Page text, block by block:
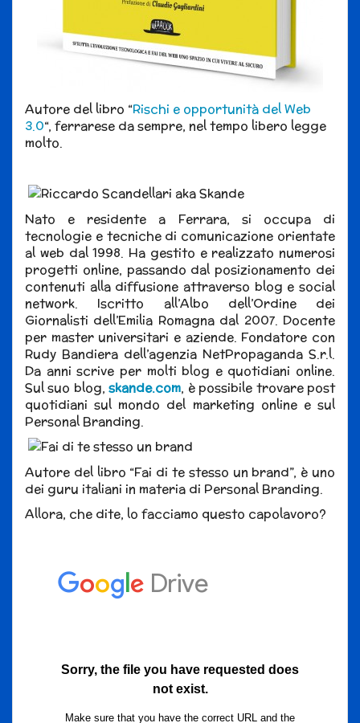
Autore del libro “Rischi e opportunità del Web
3.0“, ferrarese da sempre, nel tempo libero legge
molto.
Nato e residente a Ferrara, si occupa di
tecnologie e tecniche di comunicazione orientate
al web dal 1998. Ha gestito e realizzato numerosi
progetti online, passando dal posizionamento dei
contenuti alla diffusione attraverso blog e social
network. Iscritto all’Albo dell’Ordine dei
Giornalisti dell’Emilia Romagna dal 2007. Docente
per master universitari e aziende. Fondatore con
Rudy Bandiera dell’agenzia NetPropaganda S.r.l.
Da anni scrive per molti blog e quotidiani online.
Sul suo blog, skande.com, è possibile trovare post
quotidiani sul mondo del marketing online e sul
Personal Branding.
Autore del libro “Fai di te stesso un brand”, è uno
dei guru italiani in materia di Personal Branding.
Allora, che dite, lo facciamo questo capolavoro?